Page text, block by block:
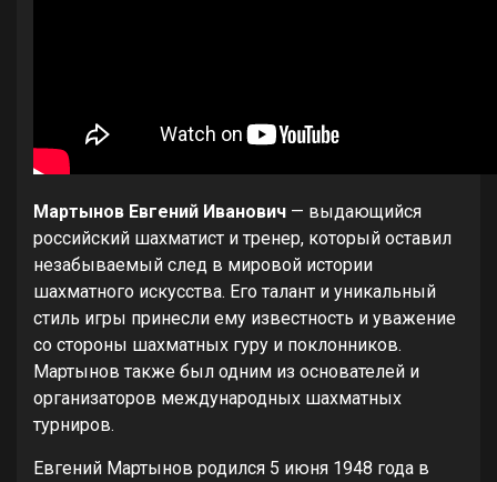
Мартынов Евгений Иванович — выдающийся
российский шахматист и тренер, который оставил
незабываемый след в мировой истории
шахматного искусства. Его талант и уникальный
стиль игры принесли ему известность и уважение
со стороны шахматных гуру и поклонников.
Мартынов также был одним из основателей и
организаторов международных шахматных
турниров.
Евгений Мартынов родился 5 июня 1948 года в